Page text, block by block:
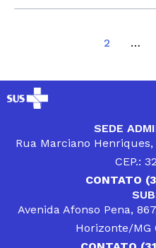
2 …
SEDE
Rua Marciano
CEP.:
CONTATO
Avenida Afonso Pena,
Horizonte/MG